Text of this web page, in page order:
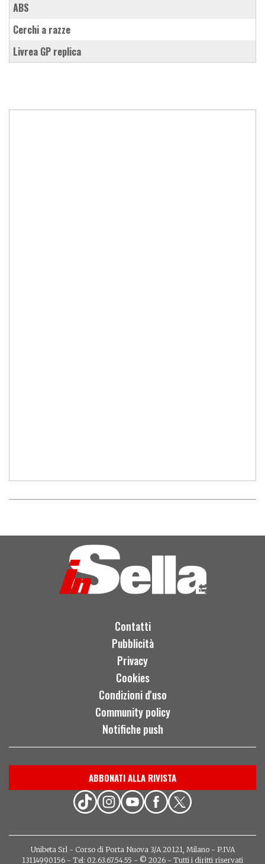
ABS
cerchi a razze
Livrea GP replica
Contatti
Pubblicità
Privacy
Cookies
Condizioni d'uso
Community policy
Notifiche push
ABBONATI ALLA RIVISTA
Unibeta Srl - Corso di Porta Nuova 3/A 20121, Milano - P.IVA
13114990156 - Tel: 02.63.67.54.55 - © 2026 - Tutti i diritti riservati